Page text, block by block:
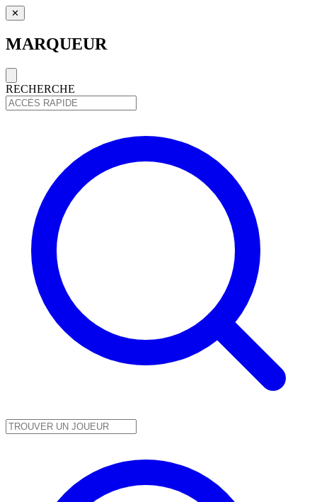
✕
MARQUEUR
RECHERCHE